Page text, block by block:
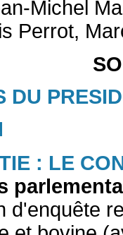
Michel
Perrot,
DU
: LE
d'enquête